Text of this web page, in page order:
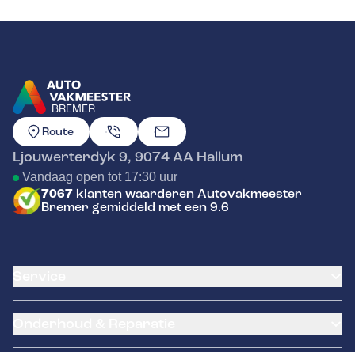
BREMER
GA NAAR DE HOMEPAGINA
Route
Ljouwerterdyk 9, 9074 AA Hallum
Vandaag open tot 17:30 uur
7067 klanten waarderen Autovakmeester
Bremer gemiddeld met een 9.6
Banden service